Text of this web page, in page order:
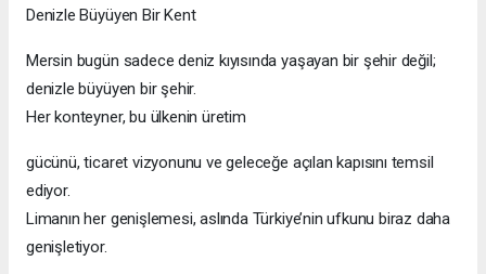
Denizle Büyüyen Bir Kent
Mersin bugün sadece deniz kıyısında yaşayan bir şehir değil;
denizle büyüyen bir şehir.
Her konteyner, bu ülkenin üretim
gücünü, ticaret vizyonunu ve geleceğe açılan kapısını temsil
ediyor.
Limanın her genişlemesi, aslında Türkiye’nin ufkunu biraz daha
genişletiyor.